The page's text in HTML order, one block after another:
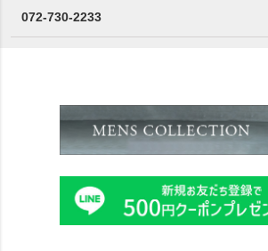
072-730-2233